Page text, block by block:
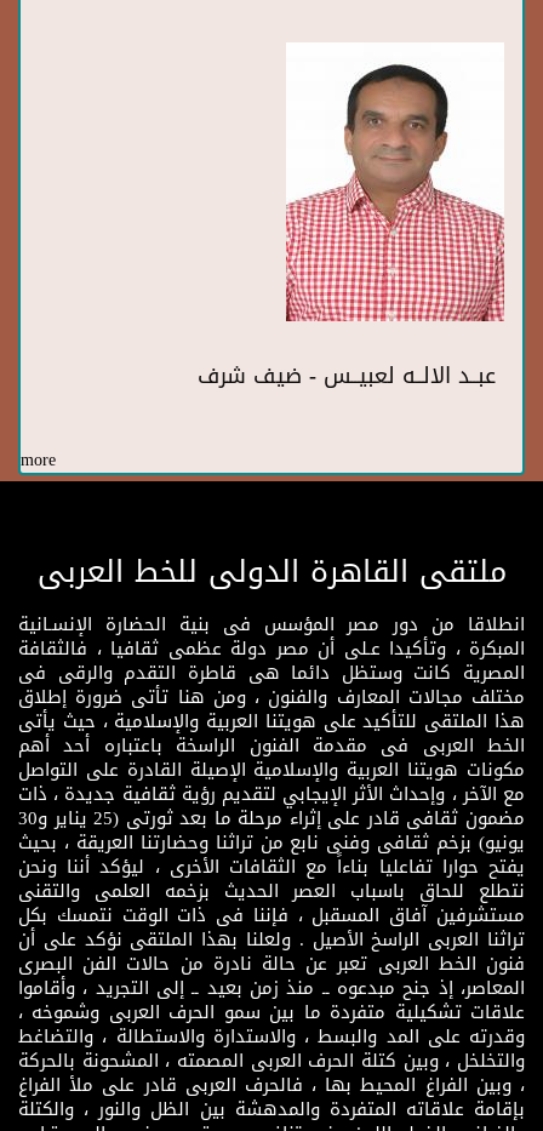
عبــد الالــه لعبيــس - ضيف شرف
more
ملتقى القاهرة الدولى للخط العربى
انطلاقا من دور مصر المؤسس فى بنية الحضارة الإنسـانية
المبكرة ، وتأكيدا عـلى أن مصر دولة عظمى ثقافيا ، فالثقافة
المصرية كانت وستظل دائما هى قاطرة التقدم والرقى فى
مختلف مجالات المعارف والفنون ، ومن هنا تأتى ضرورة إطلاق
هذا الملتقى للتأكيد على هويتنا العربية والإسلامية ، حيث يأتى
الخط العربى فى مقدمة الفنون الراسخة باعتباره أحد أهم
مكونات هويتنا العربية والإسلامية الإصيلة القادرة على التواصل
مع الآخر ، وإحداث الأثر الإيجابي لتقديم رؤية ثقافية جديدة ، ذات
مضمون ثقافى قادر على إثراء مرحلة ما بعد ثورتى (25 يناير و30
يونيو) بزخم ثقافى وفنى نابع من تراثنا وحضارتنا العريقة ، بحيث
يفتح حوارا تفاعليا بناءاً مع الثقافات الأخرى ، ليؤكد أننا ونحن
نتطلع للحاق باسباب العصر الحديث بزخمه العلمى والتقنى
مستشرفين آفاق المسقبل ، فإننا فى ذات الوقت نتمسك بكل
تراثنا العربى الراسخ الأصيل . ولعلنا بهذا الملتقى نؤكد على أن
فنون الخط العربى تعبر عن حالة نادرة من حالات الفن البصرى
المعاصر، إذ جنح مبدعوه ــ منذ زمن بعيد ــ إلى التجريد ، وأقاموا
علاقات تشكيلية متفردة ما بين سمو الحرف العربى وشموخه ،
وقدرته على المد والبسط ، والاستدارة والاستطالة ، والتضاغط
والتخلخل ، وبين كتلة الحرف العربى المصمته ، المشحونة بالحركة
، وبين الفراغ المحيط بها ، فالحرف العربى قادر على ملأ الفراغ
بإقامة علاقاته المتفردة والمدهشة بين الظل والنور ، والكتلة